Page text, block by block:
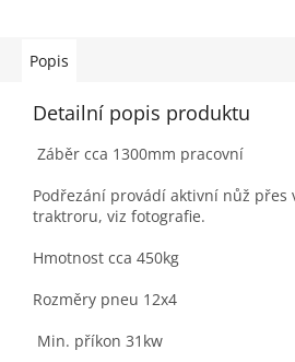
Popis
Detailní popis produktu
Záběr cca 1300mm pracovní
Podřezání provádí aktivní nůž přes
traktroru, viz fotografie.
Hmotnost cca 450kg
Rozměry pneu 12x4
Min. příkon 31kw